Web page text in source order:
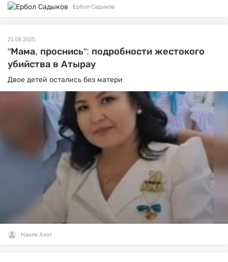
Ербол Садыков
21.08.2025
"Мама, проснись": подробности жестокого
убийства в Атырау
Двое детей остались без матери.
Наиля Ахат